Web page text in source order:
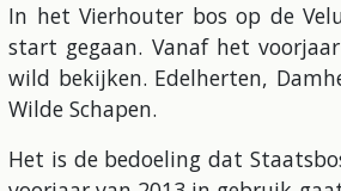
In het Vierhouter bos op de
start gegaan. Vanaf het
wild bekijken. Edelherten,
Wilde Schapen.
Het is de bedoeling dat